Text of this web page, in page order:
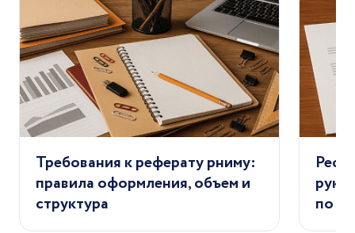
Требования к реферату рниму:
правила оформления, объем и
структура
по